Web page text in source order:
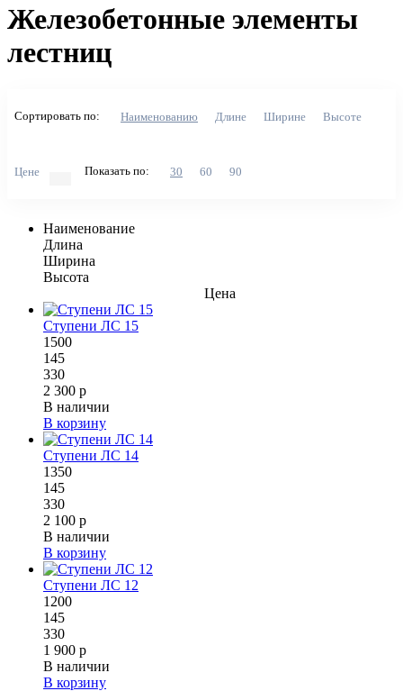
Железобетонные элементы
лестниц
Сортировать по: Наименованию Длине Ширине Высоте
Цене Показать по: 30 60 90
Наименование
Длина
Ширина
Высота
Цена
Ступени ЛС 15
1500
145
330
2 300 р
В наличии
В корзину
Ступени ЛС 14
1350
145
330
2 100 р
В наличии
В корзину
Ступени ЛС 12
1200
145
330
1 900 р
В наличии
В корзину